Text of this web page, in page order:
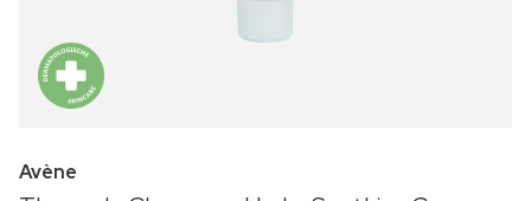
Avène